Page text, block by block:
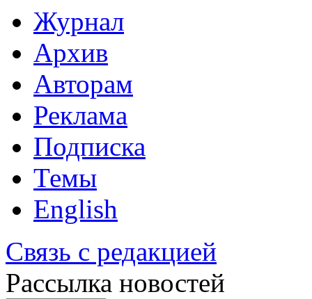
Журнал
Архив
Авторам
Реклама
Подписка
Темы
English
Связь с редакцией
Рассылка новостей